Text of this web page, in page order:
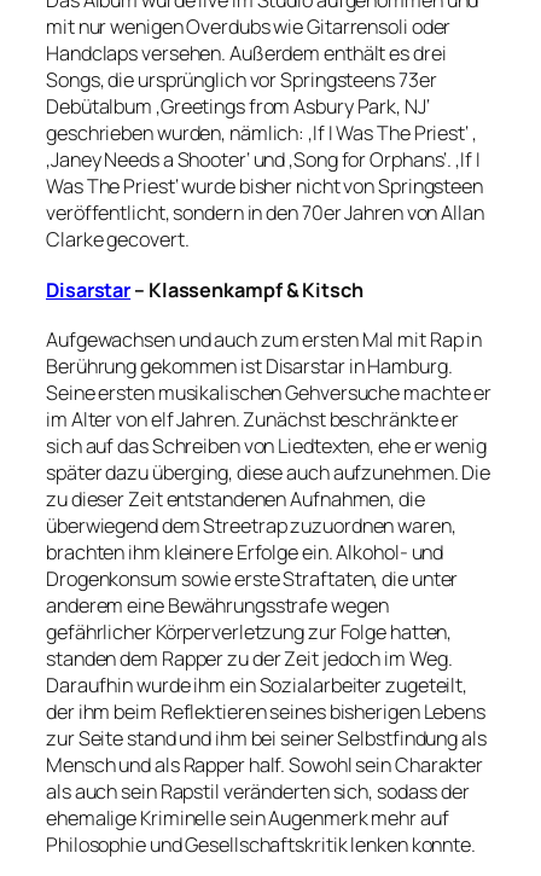
mit nur wenigen Overdubs wie Gitarrensoli oder
Handclaps versehen. Außerdem enthält es drei
Songs, die ursprünglich vor Springsteens 73er
Debütalbum ‚Greetings from Asbury Park, NJ‘
geschrieben wurden, nämlich: ‚If I Was The Priest‘ ,
‚Janey Needs a Shooter‘ und ‚Song for Orphans‘. ‚If I
Was The Priest‘ wurde bisher nicht von Springsteen
veröffentlicht, sondern in den 70er Jahren von Allan
Clarke gecovert.
Disarstar– Klassenkampf & Kitsch
Aufgewachsen und auch zum ersten Mal mit Rap in
Berührung gekommen ist Disarstar in Hamburg.
Seine ersten musikalischen Gehversuche machte er
im Alter von elf Jahren. Zunächst beschränkte er
sich auf das Schreiben von Liedtexten, ehe er wenig
später dazu überging, diese auch aufzunehmen. Die
zu dieser Zeit entstandenen Aufnahmen, die
überwiegend dem Streetrap zuzuordnen waren,
brachten ihm kleinere Erfolge ein. Alkohol- und
Drogenkonsum sowie erste Straftaten, die unter
anderem eine Bewährungsstrafe wegen
gefährlicher Körperverletzung zur Folge hatten,
standen dem Rapper zu der Zeit jedoch im Weg.
Daraufhin wurde ihm ein Sozialarbeiter zugeteilt,
der ihm beim Reflektieren seines bisherigen Lebens
zur Seite stand und ihm bei seiner Selbstfindung als
Mensch und als Rapper half. Sowohl sein Charakter
als auch sein Rapstil veränderten sich, sodass der
ehemalige Kriminelle sein Augenmerk mehr auf
Philosophie und Gesellschaftskritik lenken konnte.